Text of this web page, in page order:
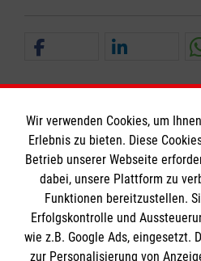
Informationen
Impressum
Datenschutz
Die Malteser
Wir verwenden Cookies, um
Erlebnis zu bieten. Diese
Betrieb unserer Webseite
dabei, unsere Plattform zu
Funktionen bereitzustellen.
Erfolgskontrolle und
wie z.B. Google Ads, eingesetzt.
zur Personalisierung von